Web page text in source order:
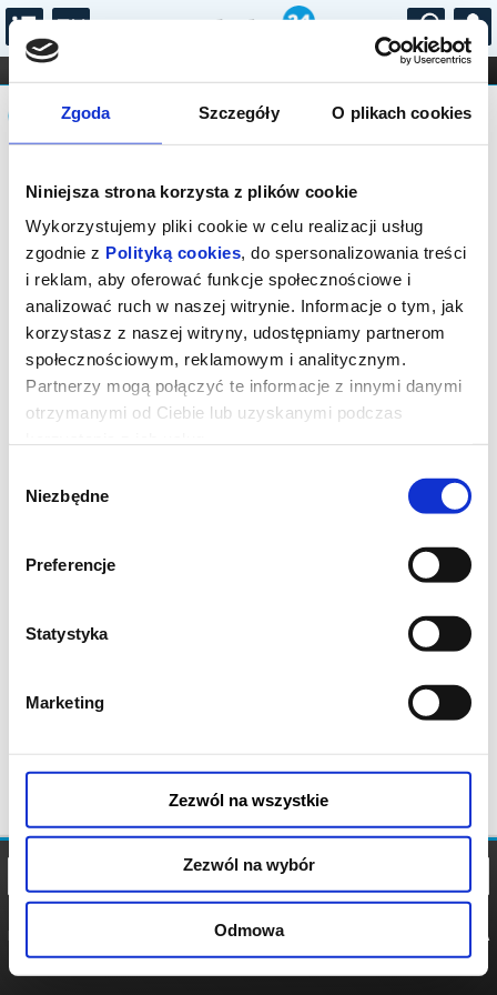
Zgoda Szczegóły O plikach cookies
Niniejsza strona korzysta z plików cookie
Wykorzystujemy pliki cookie w celu realizacji usług
zgodnie z Polityką cookies, do spersonalizowania treści
i reklam, aby oferować funkcje społecznościowe i
analizować ruch w naszej witrynie. Informacje o tym, jak
korzystasz z naszej witryny, udostępniamy partnerom
społecznościowym, reklamowym i analitycznym.
Partnerzy mogą połączyć te informacje z innymi danymi
otrzymanymi od Ciebie lub uzyskanymi podczas
zgody
Niezbędne
Preferencje
Statystyka
Marketing
Zezwól na wszystkie
Zezwól na wybór
Odmowa
...
FILHARMONIA OPERA I BALET
STAND-UP
DLA DZIECI
Komunikat
Sprzedaż on-line została zakończona,
sprawdź dostępność biletów w kasie.
POLITYKA
POLITYKA